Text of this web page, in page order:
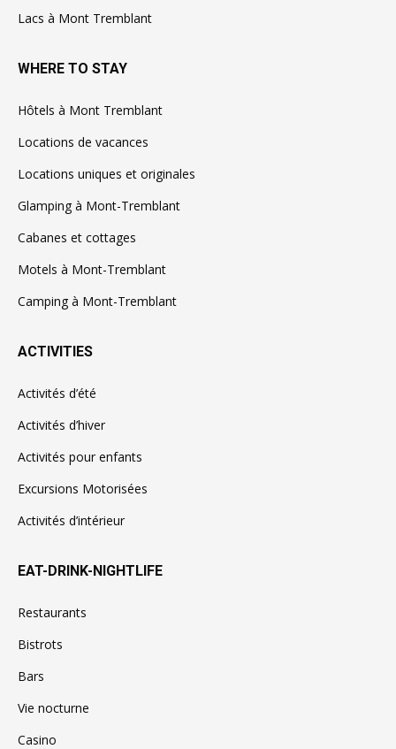
Lacs à Mont Tremblant
WHERE TO STAY
Hôtels à Mont Tremblant
Locations de vacances
Locations uniques et originales
Glamping à Mont-Tremblant
Cabanes et cottages
Motels à Mont-Tremblant
Camping à Mont-Tremblant
ACTIVITIES
Activités d’été
Activités d’hiver
Activités pour enfants
Excursions Motorisées
Activités d’intérieur
EAT-DRINK-NIGHTLIFE
Restaurants
Bistrots
Bars
Vie nocturne
Casino